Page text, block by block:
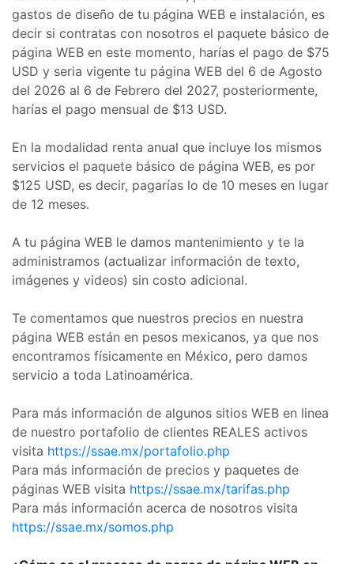
gastos de diseño de tu página WEB e instalación, es
decir si contratas con nosotros el paquete básico de
página WEB en este momento, harías el pago de $75
USD y seria vigente tu página WEB del 6 de Agosto
del 2026 al 6 de Febrero del 2027, posteriormente,
harías el pago mensual de $13 USD.
En la modalidad renta anual que incluye los mismos
servicios el paquete básico de página WEB, es por
$125 USD, es decir, pagarías lo de 10 meses en lugar
de 12 meses.
A tu página WEB le damos mantenimiento y te la
administramos (actualizar información de texto,
imágenes y videos) sin costo adicional.
Te comentamos que nuestros precios en nuestra
página WEB están en pesos mexicanos, ya que nos
encontramos físicamente en México, pero damos
servicio a toda Latinoamérica.
Para más información de algunos sitios WEB en linea
de nuestro portafolio de clientes REALES activos
visita https://ssae.mx/portafolio.php
Para más información de precios y paquetes de
páginas WEB visita https://ssae.mx/tarifas.php
Para más información acerca de nosotros visita
https://ssae.mx/somos.php